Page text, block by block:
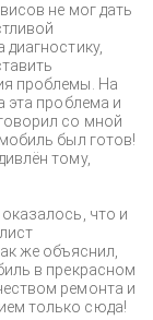
не мог дать
проблемы. На
эта проблема и
со мной
был готов!
тому,
что и
же объяснил,
в прекрасном
ремонта и
только сюда!